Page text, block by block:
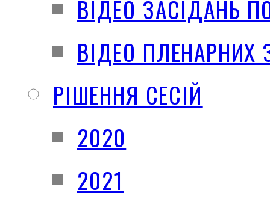
ВІДЕО ЗАСІДАНЬ
ВІДЕО ПЛЕНАРНИХ
РІШЕННЯ СЕСІЙ
2020
2021